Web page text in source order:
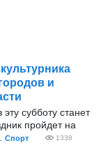
и
субботу станет
пройдет на
Спорт 1338